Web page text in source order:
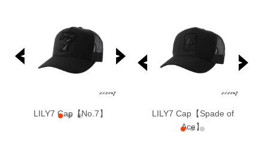
LILY7 Cap【No.7】
LILY7 Cap【Spade of
Ace】